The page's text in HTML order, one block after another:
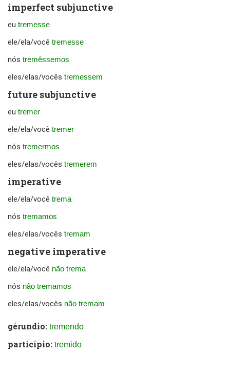
imperfect subjunctive
eu tremesse
ele/ela/você tremesse
nós tremêssemos
eles/elas/vocês tremessem
future subjunctive
eu tremer
ele/ela/você tremer
nós tremermos
eles/elas/vocês tremerem
imperative
ele/ela/você trema
nós tremamos
eles/elas/vocês tremam
negative imperative
ele/ela/você não trema
nós não tremamos
eles/elas/vocês não tremam
gérundio: tremendo
particípio: tremido